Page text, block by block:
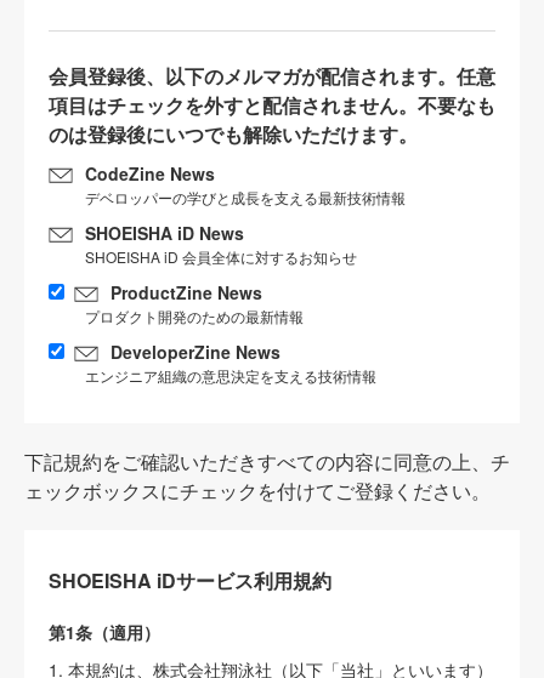
会員登録後、以下のメルマガが配信されます。任意
項目はチェックを外すと配信されません。不要なも
のは登録後にいつでも解除いただけます。
CodeZine News
デベロッパーの学びと成長を支える最新技術情報
SHOEISHA iD News
SHOEISHA iD 会員全体に対するお知らせ
ProductZine News
プロダクト開発のための最新情報
DeveloperZine News
エンジニア組織の意思決定を支える技術情報
下記規約をご確認いただきすべての内容に同意の上、チ
ェックボックスにチェックを付けてご登録ください。
SHOEISHA iDサービス利用規約
第1条（適用）
1. 本規約は、株式会社翔泳社（以下「当社」といいます）